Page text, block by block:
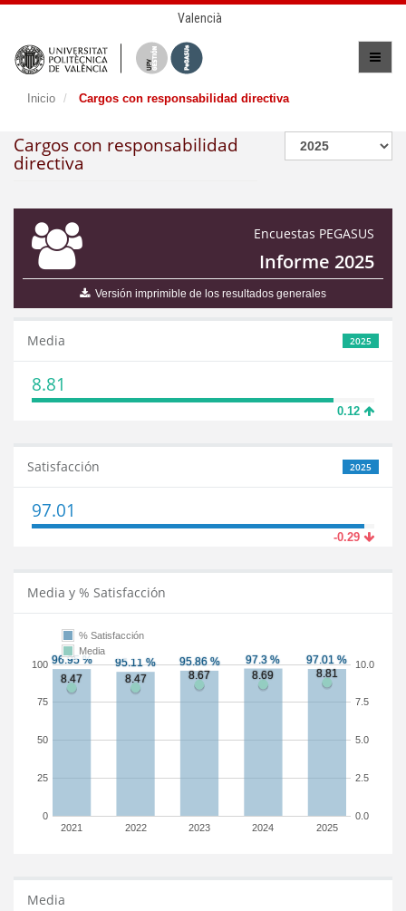
Valencià
Inicio Cargos con responsabilidad directiva
Cargos con responsabilidad
directiva
Encuestas PEGASUS
Informe 2025
Versión imprimible de los resultados generales
2025
Media
8.81
0.12
2025
Satisfacción
97.01
-0.29
Media y % Satisfacción
2021 2022 2023 2024 2025
0
25
50
75
100
0.0
2.5
5.0
7.5
10.0
% Satisfacción
Media
Media